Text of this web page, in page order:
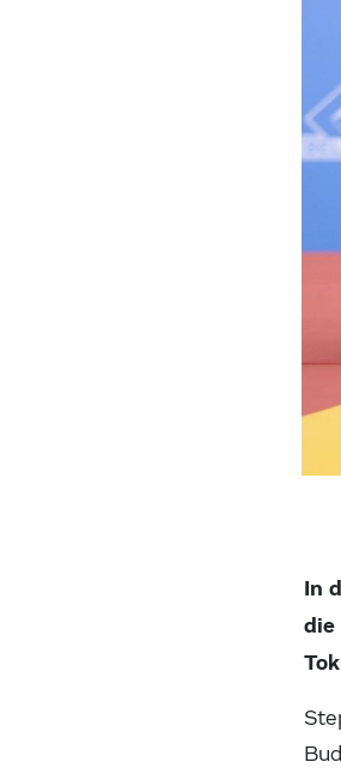
In
die